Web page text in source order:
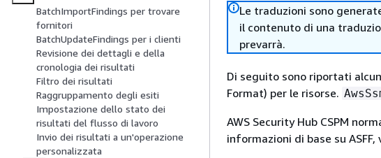
BatchImportFindings per trovare
fornitori
BatchUpdateFindings per i clienti
Revisione dei dettagli e della
cronologia dei risultati
Filtro dei risultati
Raggruppamento degli esiti
Impostazione dello stato dei
risultati del flusso di lavoro
Invio dei risultati a un'operazione
personalizzata
Le traduzioni sono
il contenuto di una
prevarrà.
Di seguito sono riportati
Format) per le risorse.
AWS Security Hub CSPM
informazioni di base su ASFF,